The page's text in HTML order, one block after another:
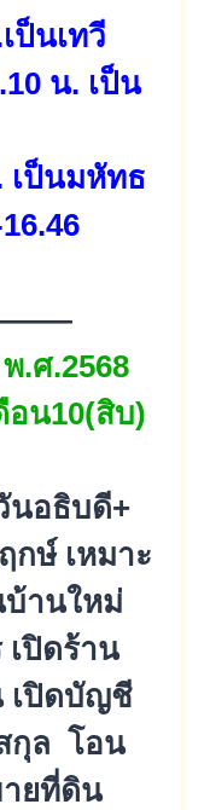
ป็นเทวี
น. เป็น
เป็นมหัทธ
.ศ.2568
อน10(สิบ)
นอธิบดี+
กษ์ เหมาะ
านใหม่
ปิดร้าน
เปิดบัญชี
กุล โอน
ยที่ดิน